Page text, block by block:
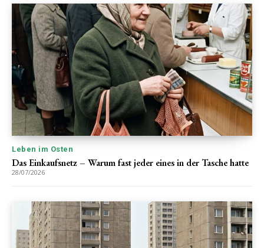
Leben im Osten
Das Einkaufsnetz – Warum fast jeder eines in der Tasche hatte
28/07/2026